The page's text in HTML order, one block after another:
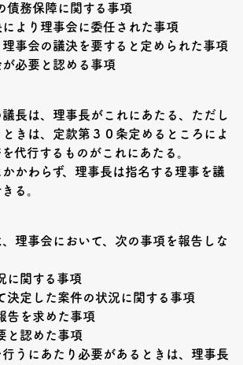
債務保障に関する事項
より理事会に委任された事項
事会の議決を要すると定められた事項
必要と認める事項
長は、理事長がこれにあたる、ただし
きは、定款第３０条定めるところによ
代行するものがこれにあたる。
かわらず、理事長は指名する理事を議
る。
理事会において、次の事項を報告しな
に関する事項
決定した案件の状況に関する事項
告を求めた事項
と認めた事項
行うにあたり必要があるときは、理事長